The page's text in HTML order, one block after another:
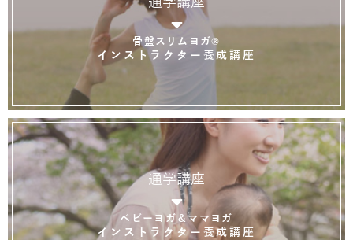
骨盤スリムヨガ®
インストラクター養成講座
通学講座
ベビーヨガ＆ママヨガ
インストラクター養成講座